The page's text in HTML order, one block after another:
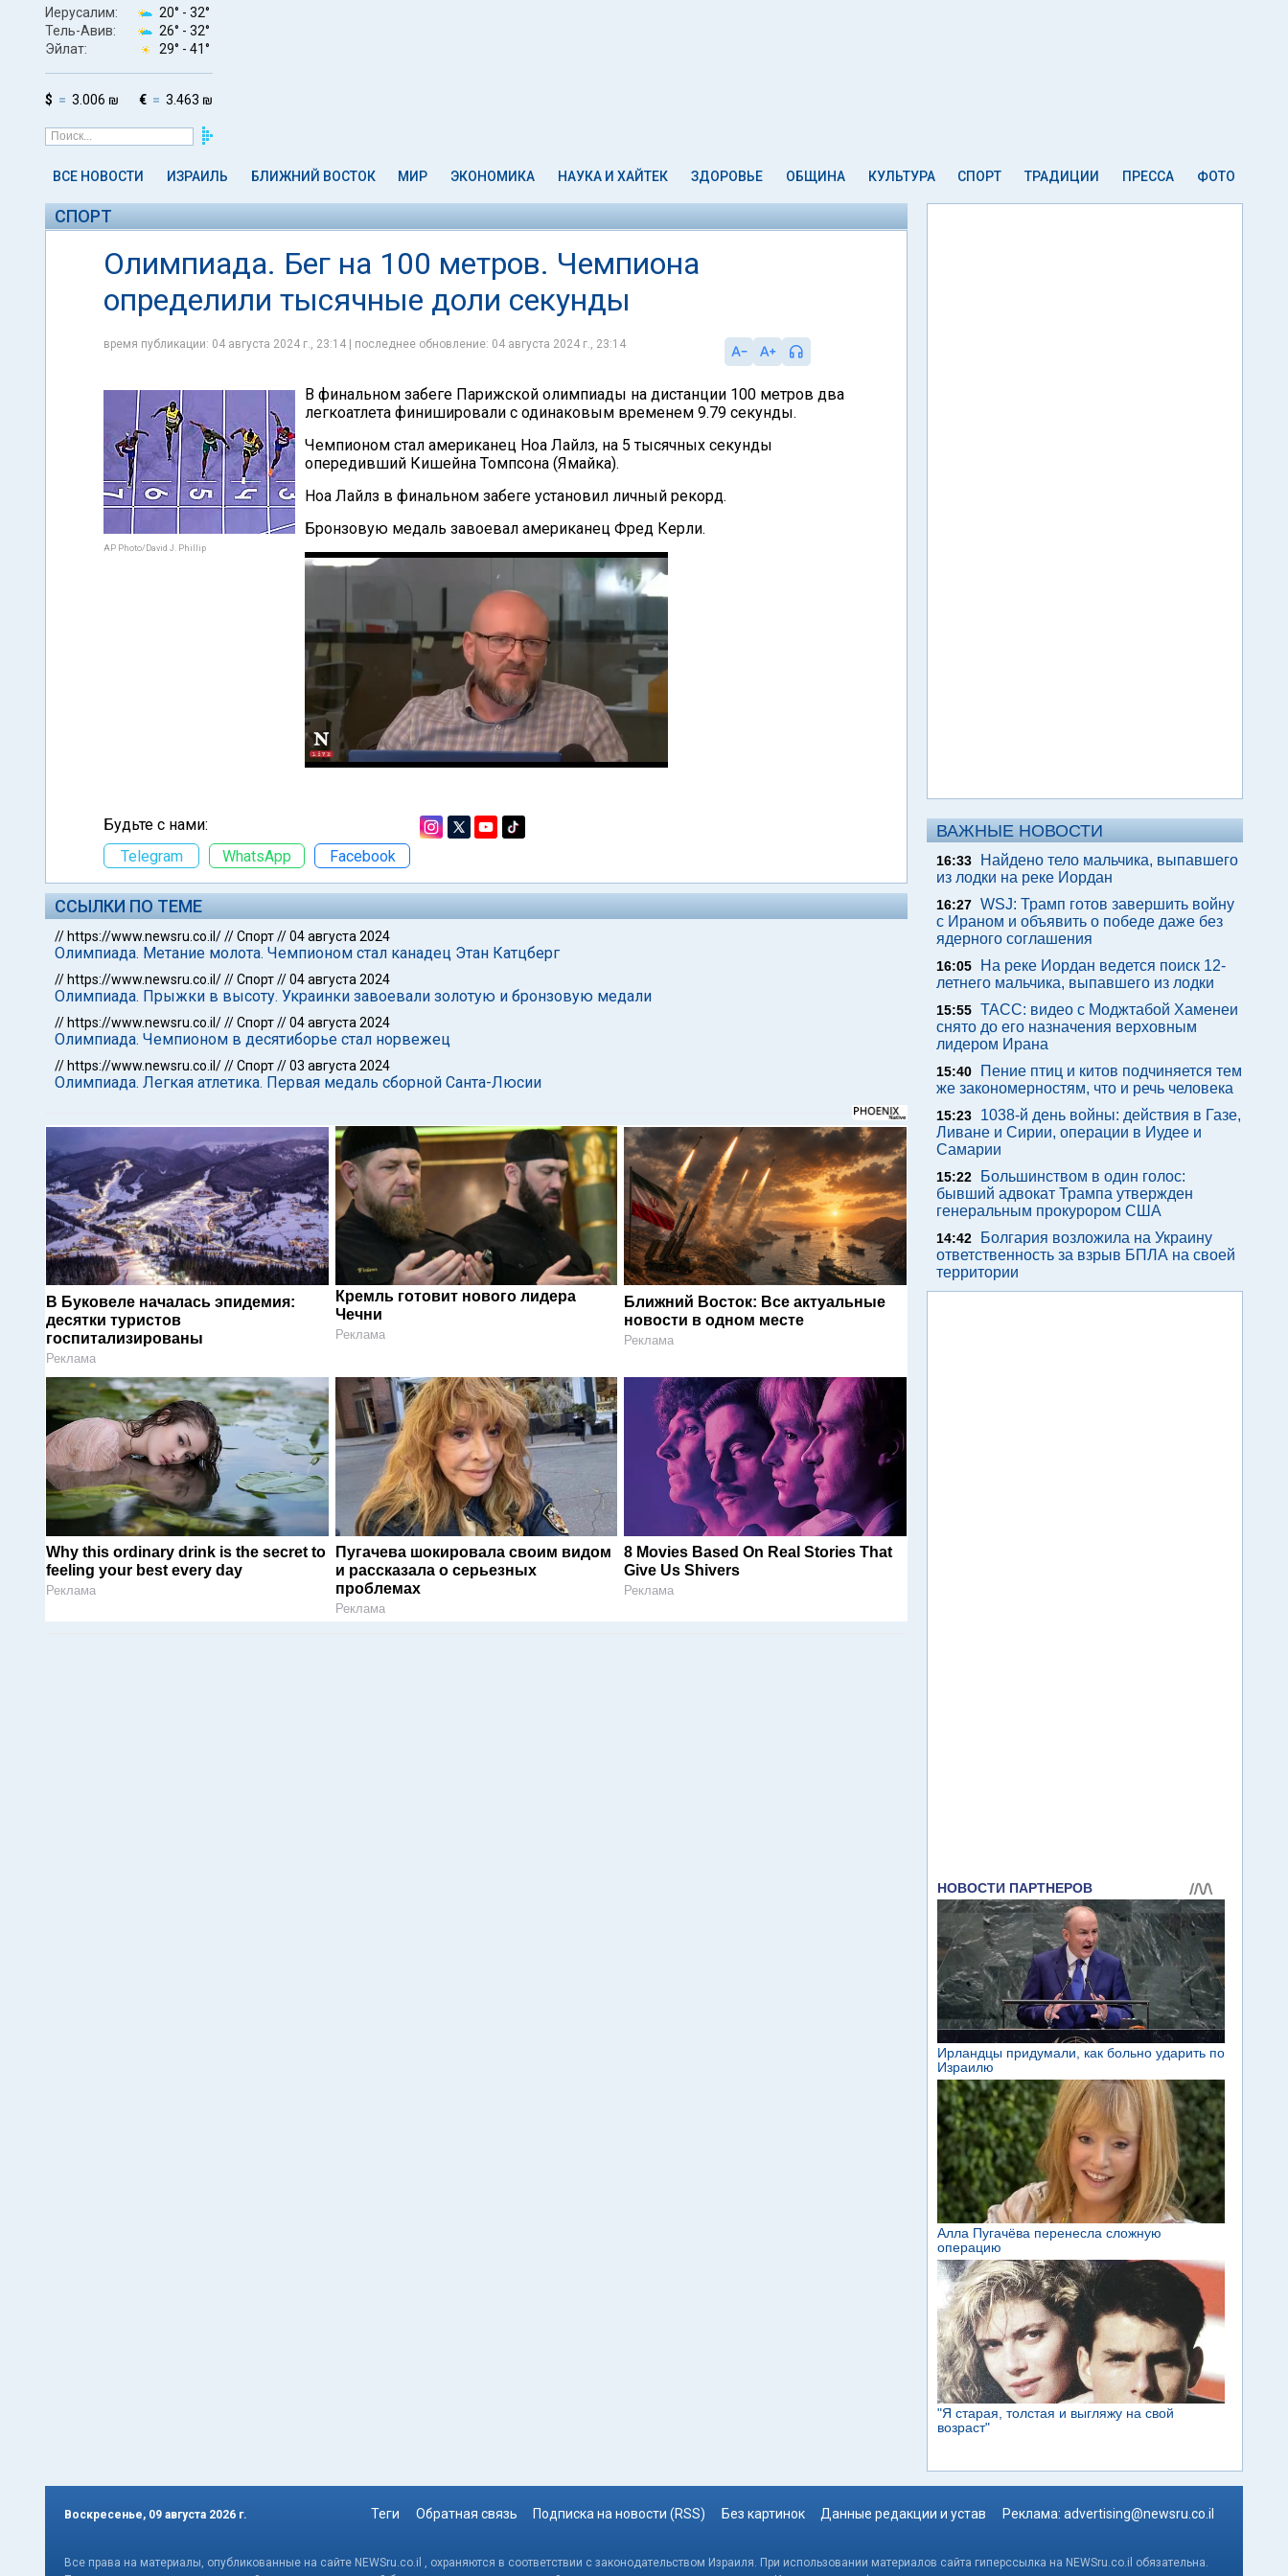
Иерусалим: 20° - 32°
Тель-Авив:
26° - 32°
Эйлат:
29° - 41°
$ 3.006 ₪ € 3.463 ₪
ВСЕ НОВОСТИ ИЗРАИЛЬ БЛИЖНИЙ ВОСТОК МИР ЭКОНОМИКА НАУКА И ХАЙТЕК ЗДОРОВЬЕ ОБЩИНА КУЛЬТУРА СПОРТ ТРАДИЦИИ ПРЕССА ФОТО
СПОРТ
Олимпиада. Бег на 100 метров. Чемпиона
определили тысячные доли секунды
время публикации: 04 августа 2024 г., 23:14 | последнее обновление: 04 августа 2024 г., 23:14
AP Photo/David J. Phillip
В финальном забеге Парижской олимпиады на дистанции 100 метров два
легкоатлета финишировали с одинаковым временем 9.79 секунды.
Чемпионом стал американец Ноа Лайлз, на 5 тысячных секунды
опередивший Кишейна Томпсона (Ямайка).
Ноа Лайлз в финальном забеге установил личный рекорд.
Бронзовую медаль завоевал американец Фред Керли.
Будьте с нами:
Telegram
WhatsApp Facebook
ССЫЛКИ ПО ТЕМЕ
// https://www.newsru.co.il///Спорт//04 августа 2024
Олимпиада. Метание молота. Чемпионом стал канадец Этан Катцберг
// https://www.newsru.co.il///Спорт//04 августа 2024
Олимпиада. Прыжки в высоту. Украинки завоевали золотую и бронзовую медали
// https://www.newsru.co.il///Спорт//04 августа 2024
Олимпиада. Чемпионом в десятиборье стал норвежец
// https://www.newsru.co.il///Спорт//03 августа 2024
Олимпиада. Легкая атлетика. Первая медаль сборной Санта-Люсии
В Буковеле началась эпидемия:
десятки туристов
госпитализированы
Реклама
Кремль готовит нового лидера
Чечни
Реклама
Ближний Восток: Все актуальные
новости в одном месте
Реклама
Why this ordinary drink is the secret to
feeling your best every day
Реклама
Пугачева шокировала своим видом
и рассказала о серьезных
проблемах
Реклама
8 Movies Based On Real Stories That
Give Us Shivers
Реклама
ВАЖНЫЕ НОВОСТИ
16:33
Найдено тело мальчика, выпавшего
из лодки на реке Иордан
16:27 WSJ: Трамп готов завершить войну
с Ираном и объявить о победе даже без
ядерного соглашения
16:05
На реке Иордан ведется поиск 12-
летнего мальчика, выпавшего из лодки
15:55 ТАСС: видео с Моджтабой Хаменеи
снято до его назначения верховным
лидером Ирана
15:40
Пение птиц и китов подчиняется тем
же закономерностям, что и речь человека
15:23
1038-й день войны: действия в Газе,
Ливане и Сирии, операции в Иудее и
Самарии
15:22
Большинством в один голос:
бывший адвокат Трампа утвержден
генеральным прокурором США
14:42
Болгария возложила на Украину
ответственность за взрыв БПЛА на своей
территории
Воскресенье, 09 августа 2026 г. Теги Обратная связь Подписка на новости (RSS) Без картинок Данные редакции и устав Реклама: advertising@newsru.co.il
Все права на материалы, опубликованные на сайте NEWSru.co.il , охраняются в соответствии с законодательством Израиля. При использовании материалов сайта гиперссылка на NEWSru.co.il обязательна.